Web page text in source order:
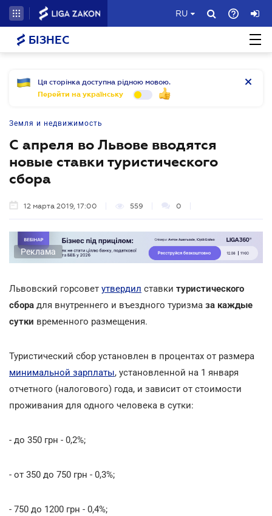
RU
БІЗНЕС
Ця сторінка доступна рідною мовою.
Перейти на українську
Земля и недвижимость
С апреля во Львове вводятся
новые ставки туристического
сбора
12 марта 2019, 17:00 559 0
Реклама
Львовский горсовет утвердил ставки туристического
сбора для внутреннего и въездного туризма за каждые
сутки временного размещения.
Туристический сбор установлен в процентах от размера
минимальной зарплаты, установленной на 1 января
отчетного (налогового) года, и зависит от стоимости
проживания для одного человека в сутки:
- до 350 грн - 0,2%;
- от 350 до 750 грн - 0,3%;
- 750 до 1200 грн - 0,4%;